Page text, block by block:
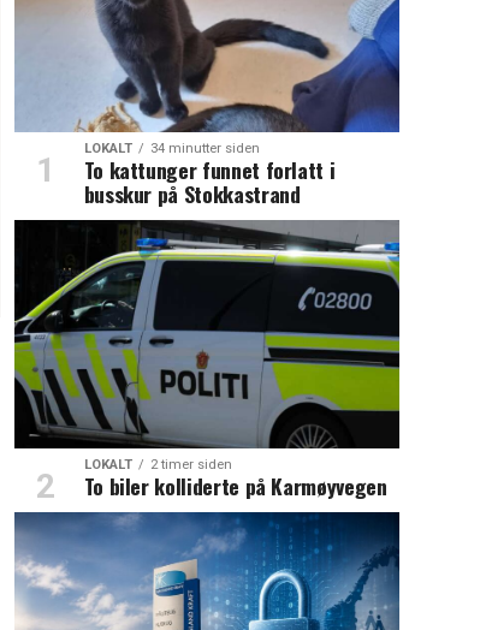
LOKALT 34 minutter siden
To kattunger funnet forlatt i
busskur på Stokkastrand
LOKALT 2 timer siden
To biler kolliderte på Karmøyvegen